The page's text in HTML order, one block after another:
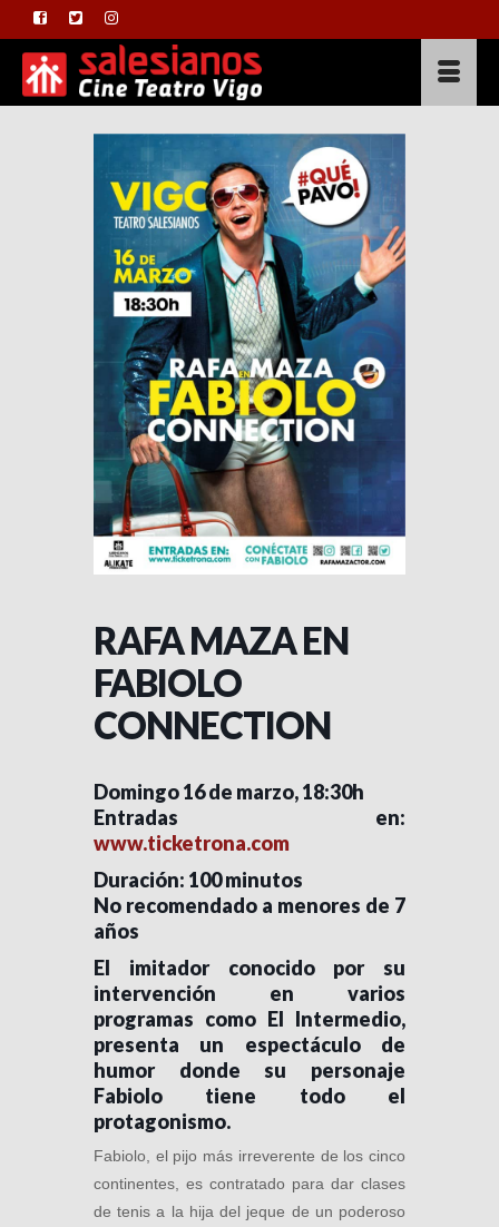
RAFA MAZA EN
FABIOLO
CONNECTION
Domingo 16 de marzo, 18:30h
Entradas en:
www.ticketrona.com
Duración: 100 minutos
No recomendado a menores de 7
años
El imitador conocido por su
intervención en varios
programas como El Intermedio,
presenta un espectáculo de
humor donde su personaje
Fabiolo tiene todo el
protagonismo.
Fabiolo, el pijo más irreverente de los cinco
continentes, es contratado para dar clases
de tenis a la hija del jeque de un poderoso